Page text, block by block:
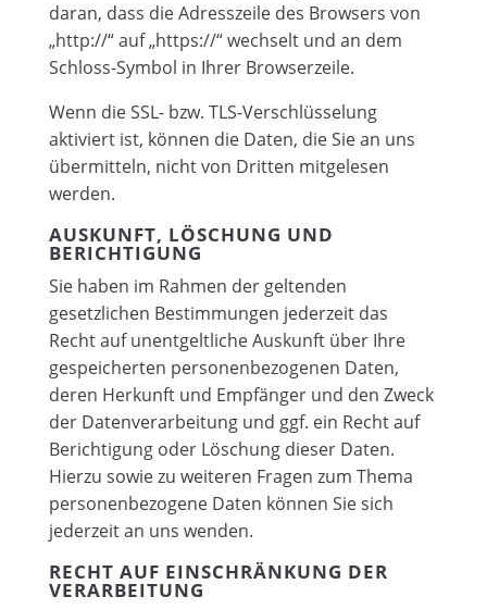
daran, dass die Adresszeile des Browsers von
„http://“ auf „https://“ wechselt und an dem
Schloss-Symbol in Ihrer Browserzeile.
Wenn die SSL- bzw. TLS-Verschlüsselung
aktiviert ist, können die Daten, die Sie an uns
übermitteln, nicht von Dritten mitgelesen
werden.
AUSKUNFT, LÖSCHUNG UND
BERICHTIGUNG
Sie haben im Rahmen der geltenden
gesetzlichen Bestimmungen jederzeit das
Recht auf unentgeltliche Auskunft über Ihre
gespeicherten personenbezogenen Daten,
deren Herkunft und Empfänger und den Zweck
der Datenverarbeitung und ggf. ein Recht auf
Berichtigung oder Löschung dieser Daten.
Hierzu sowie zu weiteren Fragen zum Thema
personenbezogene Daten können Sie sich
jederzeit an uns wenden.
RECHT AUF EINSCHRÄNKUNG DER
VERARBEITUNG